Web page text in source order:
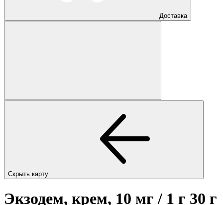
Доставка
Скрыть карту
Экзодем, крем, 10 мг / 1 г 30 г